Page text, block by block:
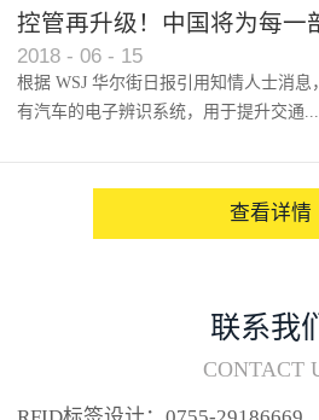
控管再升级！中国将为每一
架构辨识系统
2018 - 06 - 15
根据 WSJ 华尔街日报引用知情人士消
有汽车的电子辨识系统，用于提升交通...
查看详情
联系我们
CONTACT